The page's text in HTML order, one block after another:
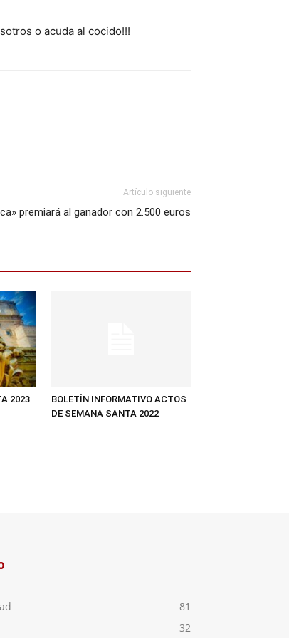
o acuda al cocido!!!
Artículo siguiente
premiará al ganador con 2.500 euros
2023
BOLETÍN INFORMATIVO ACTOS
DE SEMANA SANTA 2022
81
32